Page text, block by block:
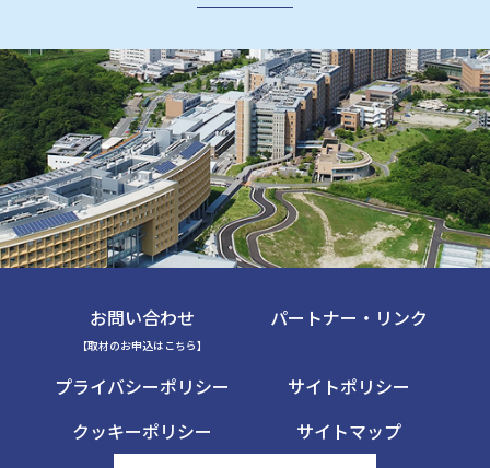
お問い合わせ
【取材のお申込はこちら】
パートナー・リンク
プライバシーポリシー
サイトポリシー
クッキーポリシー
サイトマップ